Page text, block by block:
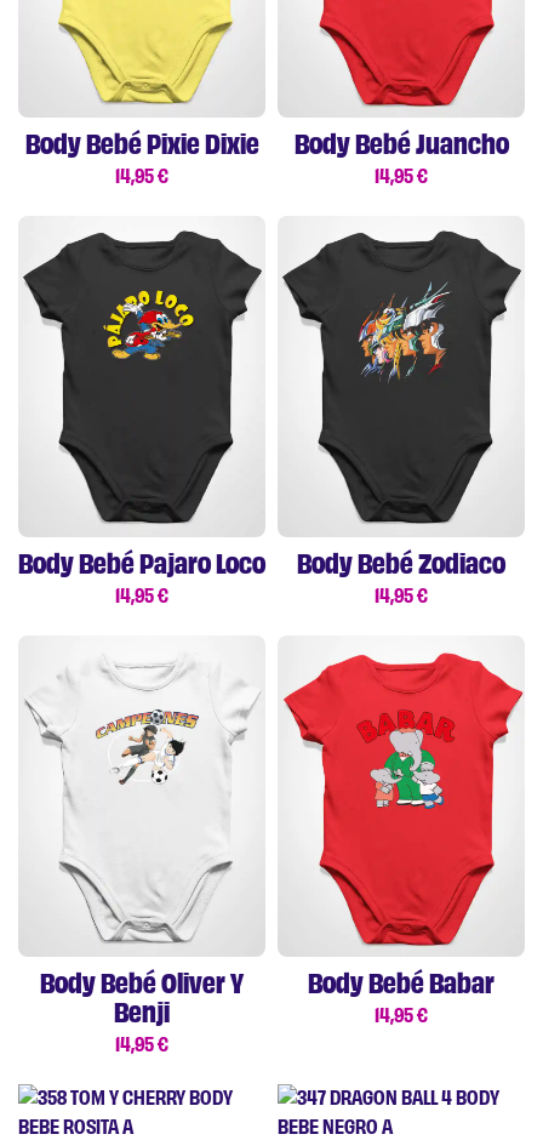
Body Bebé Pixie Dixie
14,95 €
Body Bebé Juancho
14,95 €
Body Bebé Pajaro Loco
14,95 €
Body Bebé Zodiaco
14,95 €
Body Bebé Oliver Y
Benji
14,95 €
Body Bebé Babar
14,95 €